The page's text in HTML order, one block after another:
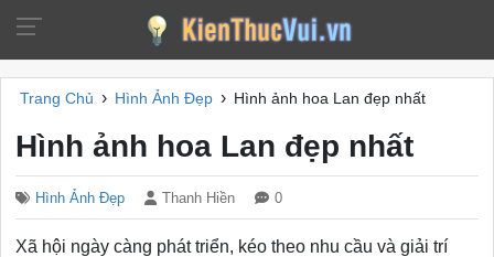
Trang Chủ › Hình Ảnh Đẹp › Hình ảnh hoa Lan đẹp nhất
Hình ảnh hoa Lan đẹp nhất
Hình Ảnh Đẹp Thanh Hiền 0
Xã hội ngày càng phát triển, kéo theo nhu cầu và giải trí